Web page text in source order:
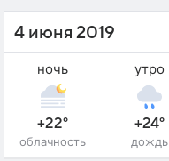
4 июня 2019
ночь
+22°
облачность
утро
+24°
дождь